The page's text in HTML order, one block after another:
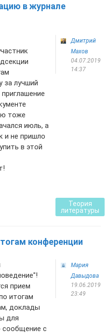
в журнале
за лучший
тоже
июль, а
и не пришло
в этой
Дмитрий
Махов
04.07.2019
14:37
Теория
литературы
конференции
прием
итогам
доклады
для
сообщение с
Мария
Давыдова
19.06.2019
23:49